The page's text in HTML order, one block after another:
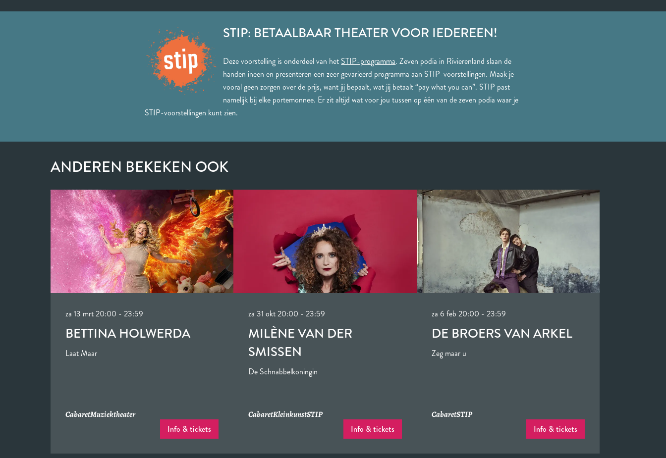
STIP: BETAALBAAR THEATER VOOR IEDEREEN!
Deze voorstelling is onderdeel van het STIP-programma. Zeven podia in Rivierenland slaan de
handen ineen en presenteren een zeer gevarieerd programma aan STIP-voorstellingen. Maak je
vooral geen zorgen over de prijs, want jij bepaalt, wat jij betaalt “pay what you can”. STIP past
namelijk bij elke portemonnee. Er zit altijd wat voor jou tussen op één van de zeven podia waar je
STIP-voorstellingen kunt zien.
ANDEREN BEKEKEN OOK
BETTINA HOLWERDA
Laat Maar
za 13 mrt20:00 - 23:59
CabaretMuziektheater
Info & tickets
MILÈNE VAN DER
SMISSEN
De Schnabbelkoningin
za 31 okt20:00 - 23:59
CabaretKleinkunstSTIP
Info & tickets
DE BROERS VAN ARKEL
Zeg maar u
za 6 feb 20:00 - 23:59
CabaretSTIP
Info & tickets